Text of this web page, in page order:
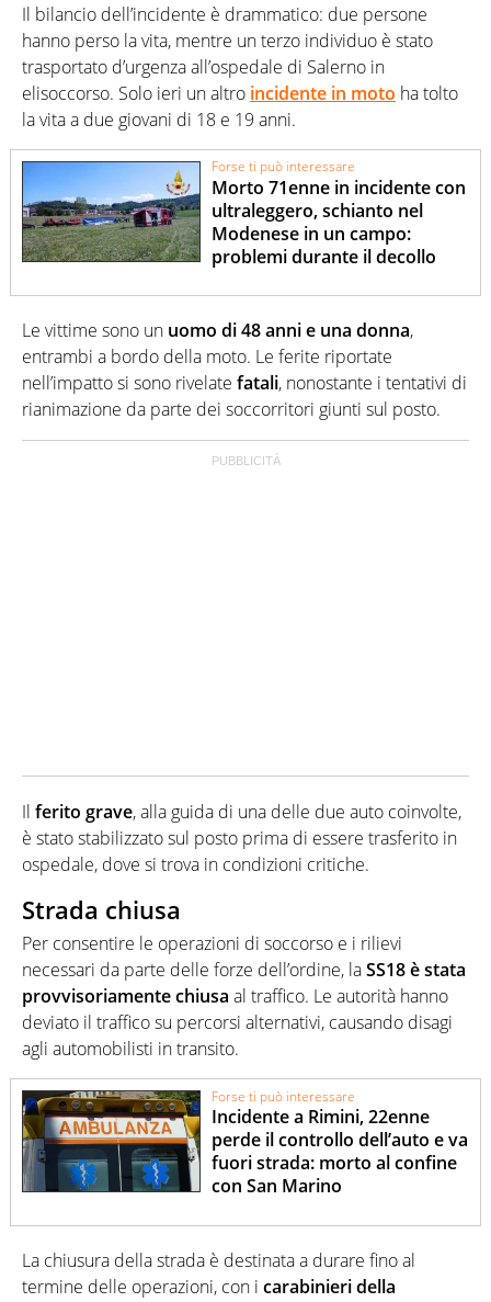
Il bilancio dell’incidente è drammatico: due persone
hanno perso la vita, mentre un terzo individuo è stato
trasportato d’urgenza all’ospedale di Salerno in
elisoccorso. Solo ieri un altro incidente in moto ha tolto
la vita a due giovani di 18 e 19 anni.
Forse ti può interessare
Morto 71enne in incidente con
ultraleggero, schianto nel
Modenese in un campo:
problemi durante il decollo
Le vittime sono un uomo di 48 anni e una donna,
entrambi a bordo della moto. Le ferite riportate
nell’impatto si sono rivelate fatali, nonostante i tentativi di
rianimazione da parte dei soccorritori giunti sul posto.
Il ferito grave, alla guida di una delle due auto coinvolte,
è stato stabilizzato sul posto prima di essere trasferito in
ospedale, dove si trova in condizioni critiche.
Strada chiusa
Per consentire le operazioni di soccorso e i rilievi
necessari da parte delle forze dell’ordine, laSS18 è stata
provvisoriamente chiusa al traffico. Le autorità hanno
deviato il traffico su percorsi alternativi, causando disagi
agli automobilisti in transito.
Forse ti può interessare
Incidente a Rimini, 22enne
perde il controllo dell’auto e va
fuori strada: morto al confine
con San Marino
La chiusura della strada è destinata a durare fino al
termine delle operazioni, con i carabinieri della